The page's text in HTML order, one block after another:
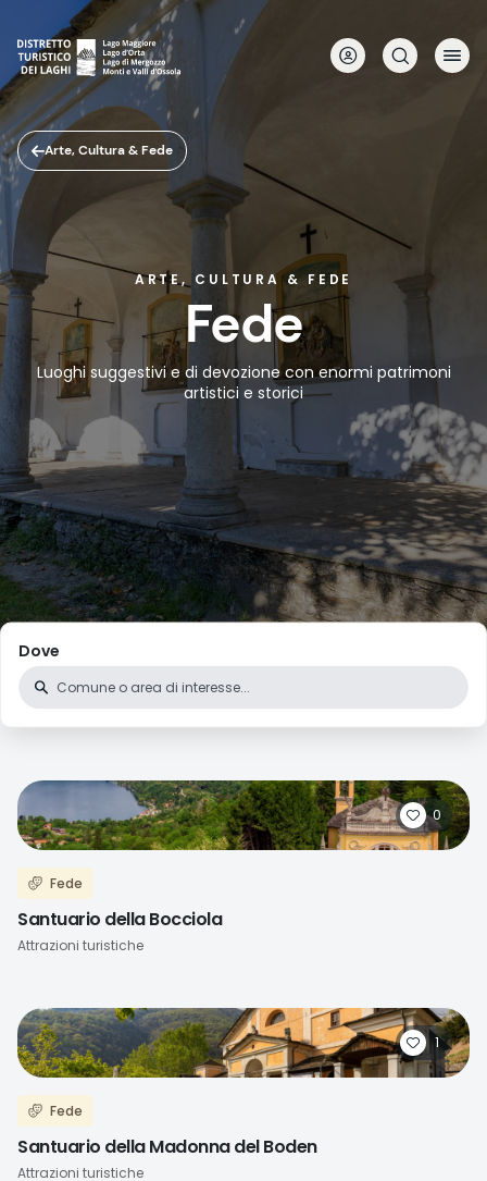
contenuto
principale
Arte, Cultura & Fede
ARTE, CULTURA & FEDE
Fede
Luoghi suggestivi e di devozione con enormi patrimoni
artistici e storici
Dove
0
Fede
Santuario della Bocciola
Attrazioni turistiche
1
Fede
Santuario della Madonna del Boden
Attrazioni turistiche